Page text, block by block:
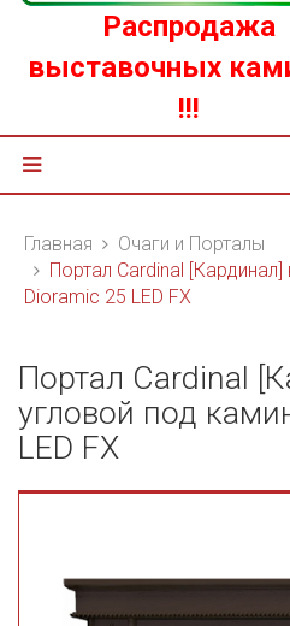
Распродажа
выставочных
!!!
Главная
Очаги и Порталы
Портал Cardinal
Dioramic 25 LED FX
Портал Cardinal
угловой под
LED FX